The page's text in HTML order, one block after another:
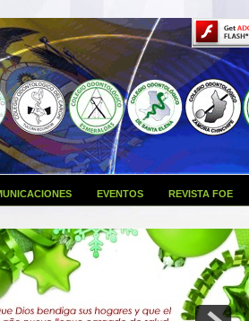
EVENTOS REVISTA FOE